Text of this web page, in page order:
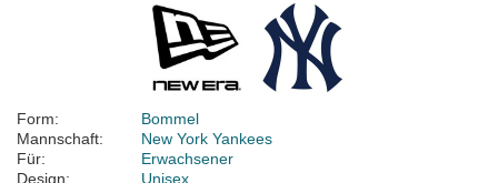
Form:
Bommel
Mannschaft:
New York Yankees
Für:
Erwachsener
Design:
Unisex